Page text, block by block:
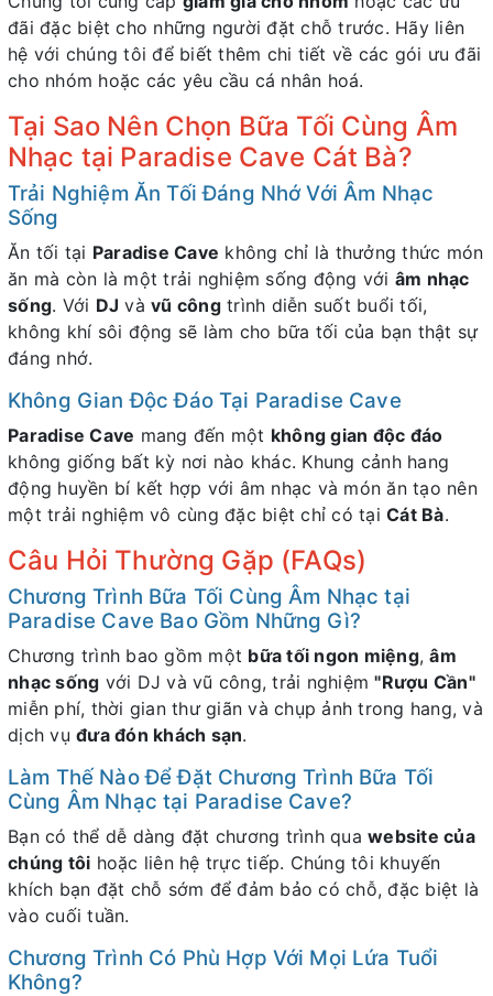
đãi đặc biệt cho những người đặt chỗ trước. Hãy liên
hệ với chúng tôi để biết thêm chi tiết về các gói ưu đãi
cho nhóm hoặc các yêu cầu cá nhân hoá.
Tại Sao Nên Chọn Bữa Tối Cùng Âm
Nhạc tại Paradise Cave Cát Bà?
Trải Nghiệm Ăn Tối Đáng Nhớ Với Âm Nhạc
Sống
Ăn tối tại Paradise Cave không chỉ là thưởng thức món
ăn mà còn là một trải nghiệm sống động với âm nhạc
sống. Với DJ và vũ côngtrình diễn suốt buổi tối,
không khí sôi động sẽ làm cho bữa tối của bạn thật sự
đáng nhớ.
Không Gian Độc Đáo Tại Paradise Cave
Paradise Cave mang đến một không gian độc đáo
không giống bất kỳ nơi nào khác. Khung cảnh hang
động huyền bí kết hợp với âm nhạc và món ăn tạo nên
một trải nghiệm vô cùng đặc biệt chỉ có tại Cát Bà.
Câu Hỏi Thường Gặp (FAQs)
Chương Trình Bữa Tối Cùng Âm Nhạc tại
Paradise Cave Bao Gồm Những Gì?
Chương trình bao gồm một bữa tối ngon miệng,âm
nhạc sống với DJ và vũ công, trải nghiệm"Rượu Cần"
miễn phí, thời gian thư giãn và chụp ảnh trong hang, và
dịch vụ đưa đón khách sạn.
Làm Thế Nào Để Đặt Chương Trình Bữa Tối
Cùng Âm Nhạc tại Paradise Cave?
Bạn có thể dễ dàng đặt chương trình qua website của
chúng tôi hoặc liên hệ trực tiếp. Chúng tôi khuyến
khích bạn đặt chỗ sớm để đảm bảo có chỗ, đặc biệt là
vào cuối tuần.
Chương Trình Có Phù Hợp Với Mọi Lứa Tuổi
Không?